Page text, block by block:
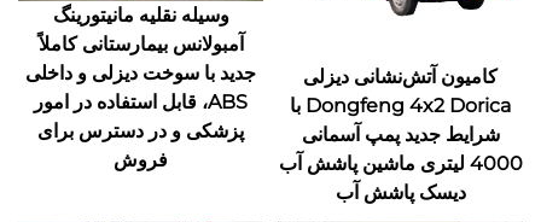
کامیون آتش‌نشانی دیزلی
Dongfeng 4x2 Dorica با
شرایط جدید پمپ آسمانی
4000 لیتری ماشین پاشش آب
دیسک پاشش آب
وسیله نقلیه مانیتورینگ
آمبولانس بیمارستانی کاملاً
جدید با سوخت دیزلی و داخلی
ABS، قابل استفاده در امور
پزشکی و در دسترس برای
فروش